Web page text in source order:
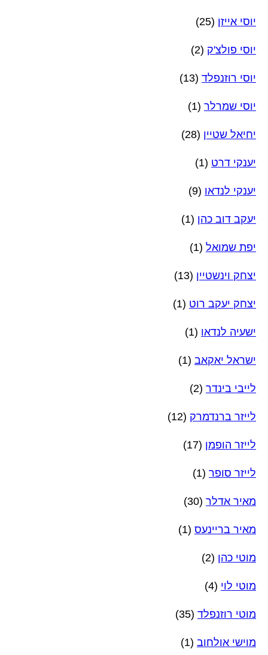
יוסי אייזן (25)
יוסי פולצ'ק (2)
יוסי רוזנפלד (13)
יוסי שמרלר (1)
יחיאל שטיין (28)
יענקי דרט (1)
יענקי לנדאו (9)
יעקב דוב כהן (1)
יפת שמואל (1)
יצחק וינשטיין (13)
יצחק יעקב רוט (1)
ישעיה לנדאו (1)
ישראל יאקאב (1)
לייבי בינדר (2)
לייזר ברנדמרק (12)
לייזר הופמן (17)
לייזר סופר (1)
מאיר אדלר (30)
מאיר בריינעס (1)
מוטי כהן (2)
מוטי לוי (4)
מוטי רוזנפלד (35)
מוישי אולחוב (1)